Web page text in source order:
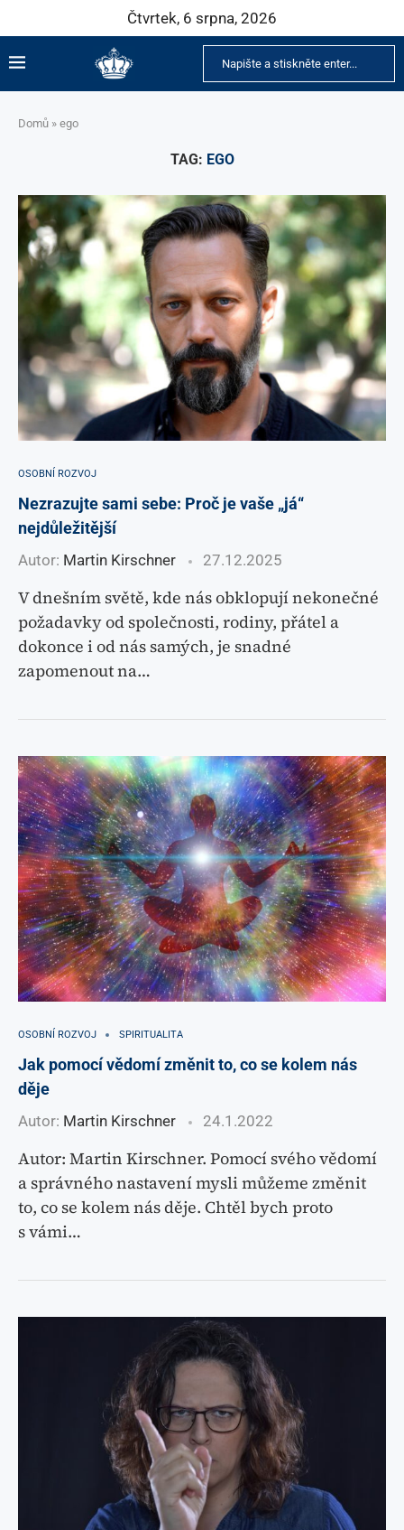
Čtvrtek, 6 srpna, 2026
Domů » ego
TAG: EGO
OSOBNÍ ROZVOJ
Nezrazujte sami sebe: Proč je vaše „já“
nejdůležitější
Autor: Martin Kirschner 27.12.2025
V dnešním světě, kde nás obklopují nekonečné
požadavky od společnosti, rodiny, přátel a
dokonce i od nás samých, je snadné
zapomenout na…
OSOBNÍ ROZVOJ SPIRITUALITA
Jak pomocí vědomí změnit to, co se kolem nás
děje
Autor: Martin Kirschner 24.1.2022
Autor: Martin Kirschner. Pomocí svého vědomí
a správného nastavení mysli můžeme změnit
to, co se kolem nás děje. Chtěl bych proto
s vámi…